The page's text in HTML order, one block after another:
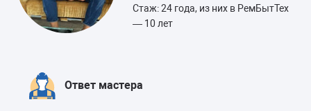
Стаж: 24 года, из них в РемБытТех
— 10 лет
Ответ мастера